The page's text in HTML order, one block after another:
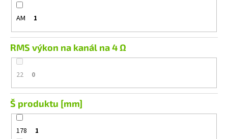
AM 1
RMS výkon na kanál na 4 Ω
22 0
Š produktu [mm]
178 1